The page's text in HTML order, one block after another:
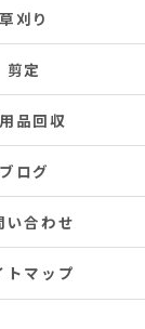
草刈り
剪定
品回収
ブログ
い合わせ
トマップ